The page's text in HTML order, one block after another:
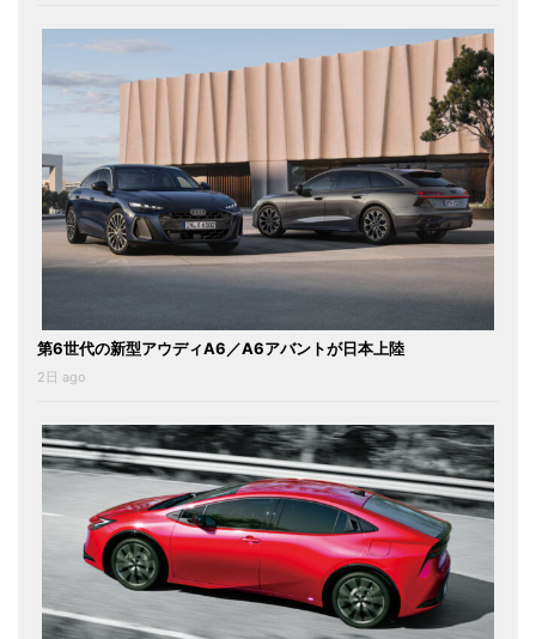
第6世代の新型アウディA6／A6アバントが日本上陸
2日 ago